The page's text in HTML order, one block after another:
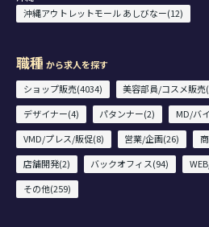
沖縄アウトレットモール あしびなー(12)
職種 から求人を探す
ショップ販売(4034)
美容部員/コスメ販売
デザイナー(4)
パタンナー(2)
MD/バ
VMD/プレス/販促(8)
営業/企画(26)
店舗開発(2)
バックオフィス(94)
その他(259)